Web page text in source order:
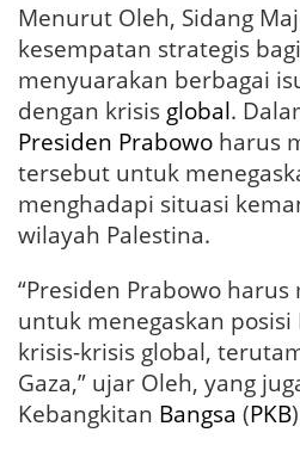
Menurut Oleh, Sidang
kesempatan strategis
menyuarakan berbagai
dengan krisis global.
Presiden Prabowoharus
tersebut untuk
menghadapi situasi
wilayah Palestina.
“Presiden Prabowo
untuk menegaskan
krisis-krisis global,
Gaza,” ujar Oleh, yang
Kebangkitan Bangsa (PKB